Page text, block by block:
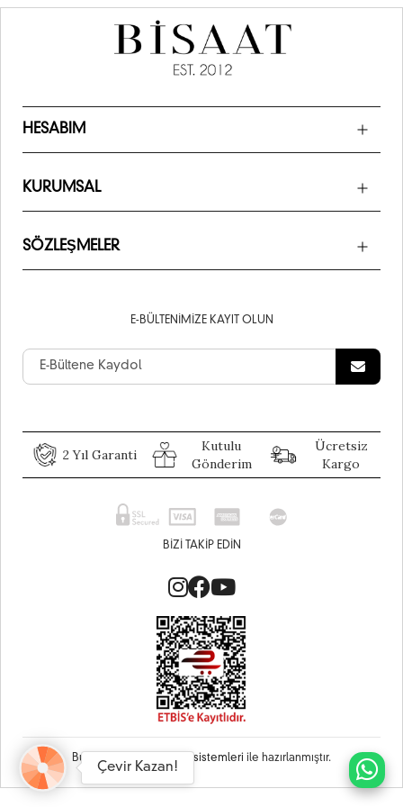
HESABIM
KURUMSAL
SÖZLEŞMELER
E-BÜLTENIMIZE KAYIT OLUN
2 Yıl Garanti
Kutulu
Gönderim
Ücretsiz
Kargo
BIZI TAKIP EDIN
Bu site Vikaon E-Ticaret sistemleri ile hazırlanmıştır.
Çevir Kazan!